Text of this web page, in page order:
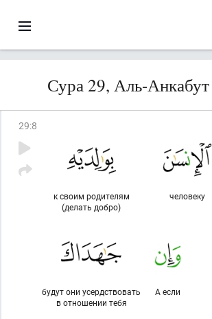
Сура 29, Аль-
29:8
человеку
к своим родителям
(делать добро)
А если
будут они усердствовать
в отношении тебя